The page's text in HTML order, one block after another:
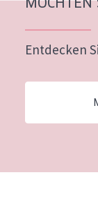
Reife Haut
Der Sonne
Jedes alter
Reife Haut
Entdecken